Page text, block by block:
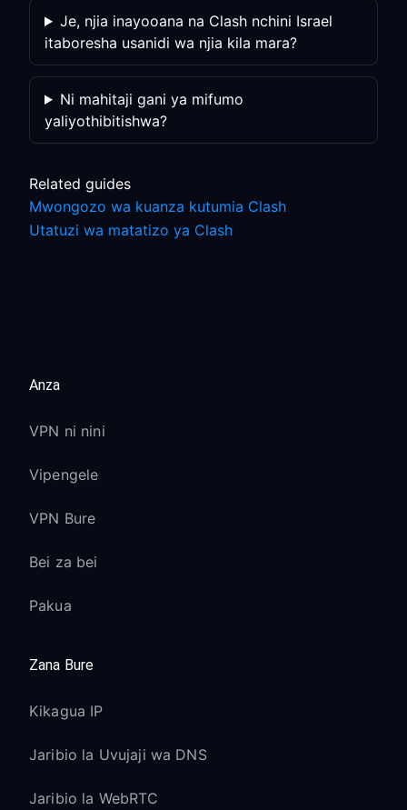
Je, njia inayooana na Clash nchini Israel
itaboresha usanidi wa njia kila mara?
Ni mahitaji gani ya mifumo
yaliyothibitishwa?
Related guides
Mwongozo wa kuanza kutumia Clash
Utatuzi wa matatizo ya Clash
Anza
VPN ni nini
Vipengele
VPN Bure
Bei za bei
Pakua
Zana Bure
Kikagua IP
Jaribio la Uvujaji wa DNS
Jaribio la WebRTC